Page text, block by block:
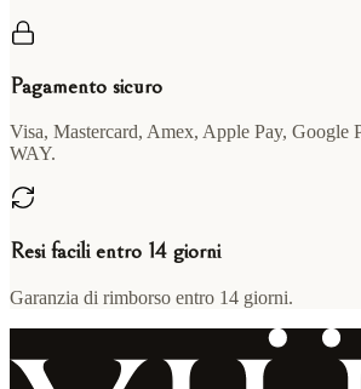
Pagamento sicuro
Visa, Mastercard, Amex, Apple Pay, Google
WAY.
Resi facili entro 14 giorni
Garanzia di rimborso entro 14 giorni.